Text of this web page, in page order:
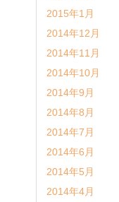
2015年1月
2014年12月
2014年11月
2014年10月
2014年9月
2014年8月
2014年7月
2014年6月
2014年5月
2014年4月